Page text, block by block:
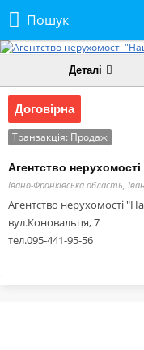
Пошук
Деталі
Договірна
Транзакція: Продаж
Агентство
Івано-Франківська область,
Агентство нерухомості
вул.Коновальця, 7
тел.095-441-95-56